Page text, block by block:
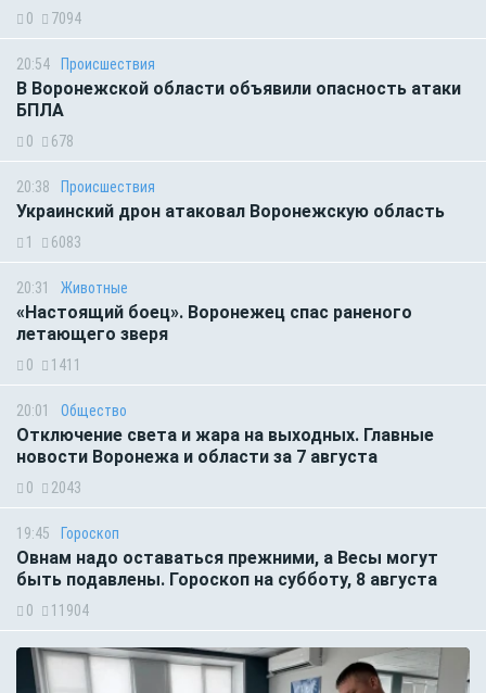
0 7094
20:54 Происшествия
В Воронежской области объявили опасность атаки
БПЛА
0 678
20:38 Происшествия
Украинский дрон атаковал Воронежскую область
1 6083
20:31 Животные
«Настоящий боец». Воронежец спас раненого
летающего зверя
0 1411
20:01 Общество
Отключение света и жара на выходных. Главные
новости Воронежа и области за 7 августа
0 2043
19:45 Гороскоп
Овнам надо оставаться прежними, а Весы могут
быть подавлены. Гороскоп на субботу, 8 августа
0 11904